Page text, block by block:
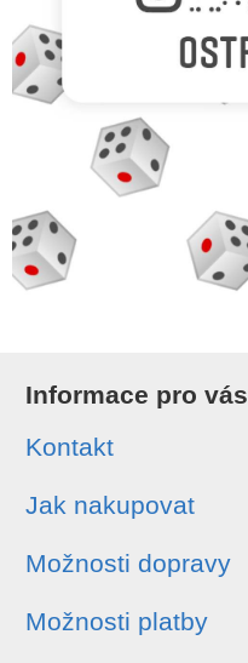
Informace pro vás
Kontakt
Jak nakupovat
Možnosti dopravy
Možnosti platby